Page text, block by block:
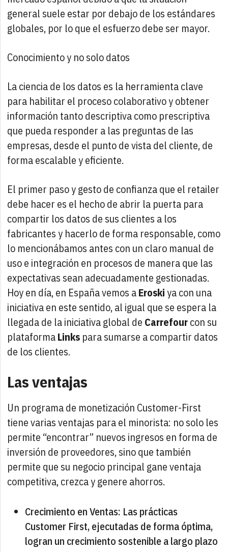
general suele estar por debajo de los estándares
globales, por lo que el esfuerzo debe ser mayor.
Conocimiento y no solo datos
La ciencia de los datos es la herramienta clave
para habilitar el proceso colaborativo y obtener
información tanto descriptiva como prescriptiva
que pueda responder a las preguntas de las
empresas, desde el punto de vista del cliente, de
forma escalable y eficiente.
El primer paso y gesto de confianza que el retailer
debe hacer es el hecho de abrir la puerta para
compartir los datos de sus clientes a los
fabricantes y hacerlo de forma responsable, como
lo mencionábamos antes con un claro manual de
uso e integración en procesos de manera que las
expectativas sean adecuadamente gestionadas.
Hoy en día, en España vemos aEroskiya con una
iniciativa en este sentido, al igual que se espera la
llegada de la iniciativa global de Carrefourcon su
plataformaLinks para sumarse a compartir datos
de los clientes.
Las ventajas
Un programa de monetización Customer-First
tiene varias ventajas para el minorista: no solo les
permite “encontrar” nuevos ingresos en forma de
inversión de proveedores, sino que también
permite que su negocio principal gane ventaja
competitiva, crezca y genere ahorros.
Crecimiento en Ventas: Las prácticas
Customer First, ejecutadas de forma óptima,
logran un crecimiento sostenible a largo plazo